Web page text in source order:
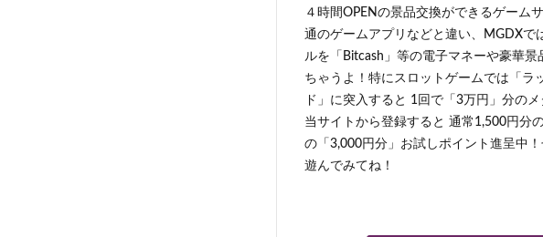
４時間OPENの景品交換ができるゲーム
通のゲームアプリなどと違い、MGDXで
ルを「Bitcash」等の電子マネーや豪華景
ちゃうよ！特にスロットゲームでは「ラ
ド」に突入すると 1回で「3万円」分のメ
当サイトから登録すると 通常1,500円分
の「3,000円分」お試しポイント進呈中
遊んでみてね！